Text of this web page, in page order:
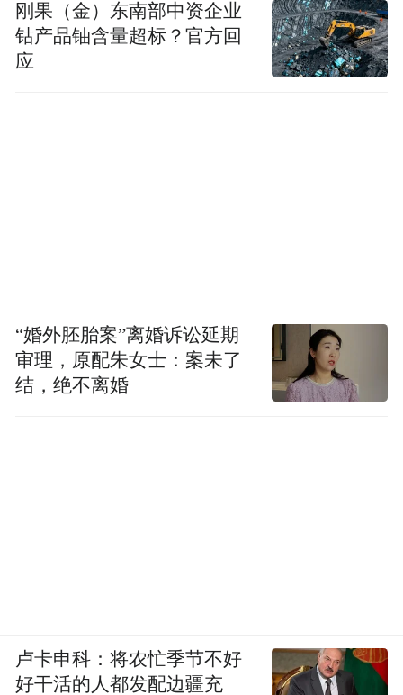
刚果（金）东南部中资企业
钴产品铀含量超标？官方回
应
“婚外胚胎案”离婚诉讼延期
审理，原配朱女士：案未了
结，绝不离婚
卢卡申科：将农忙季节不好
好干活的人都发配边疆充